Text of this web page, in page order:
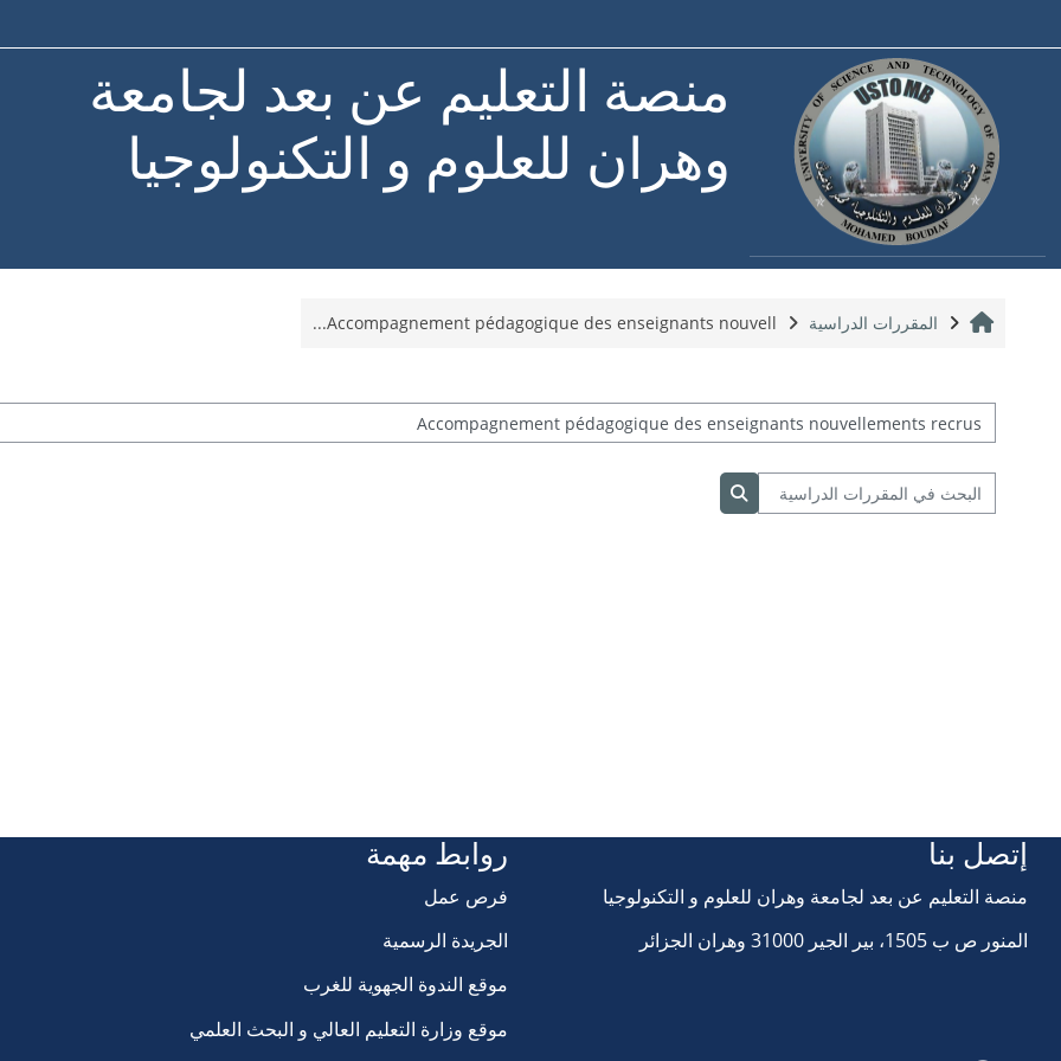
منصة التعليم عن بعد لجامعة
وهران للعلوم و التكنولوجيا
الصفحة الرئيسية
المقررات الدراسية Accompagnement pédagogique des enseignants nouvell...
تصنيفات المقررات
البحث في المقررات الدراسية
البحث في المقررات الدراسية
إتصل بنا
منصة التعليم عن بعد لجامعة وهران للعلوم و التكنولوجيا
المنور ص ب 1505، بير الجير 31000 وهران الجزائر
روابط مهمة
فرص عمل
الجريدة الرسمية
موقع الندوة الجهوية للغرب
موقع وزارة التعليم العالي و البحث العلمي